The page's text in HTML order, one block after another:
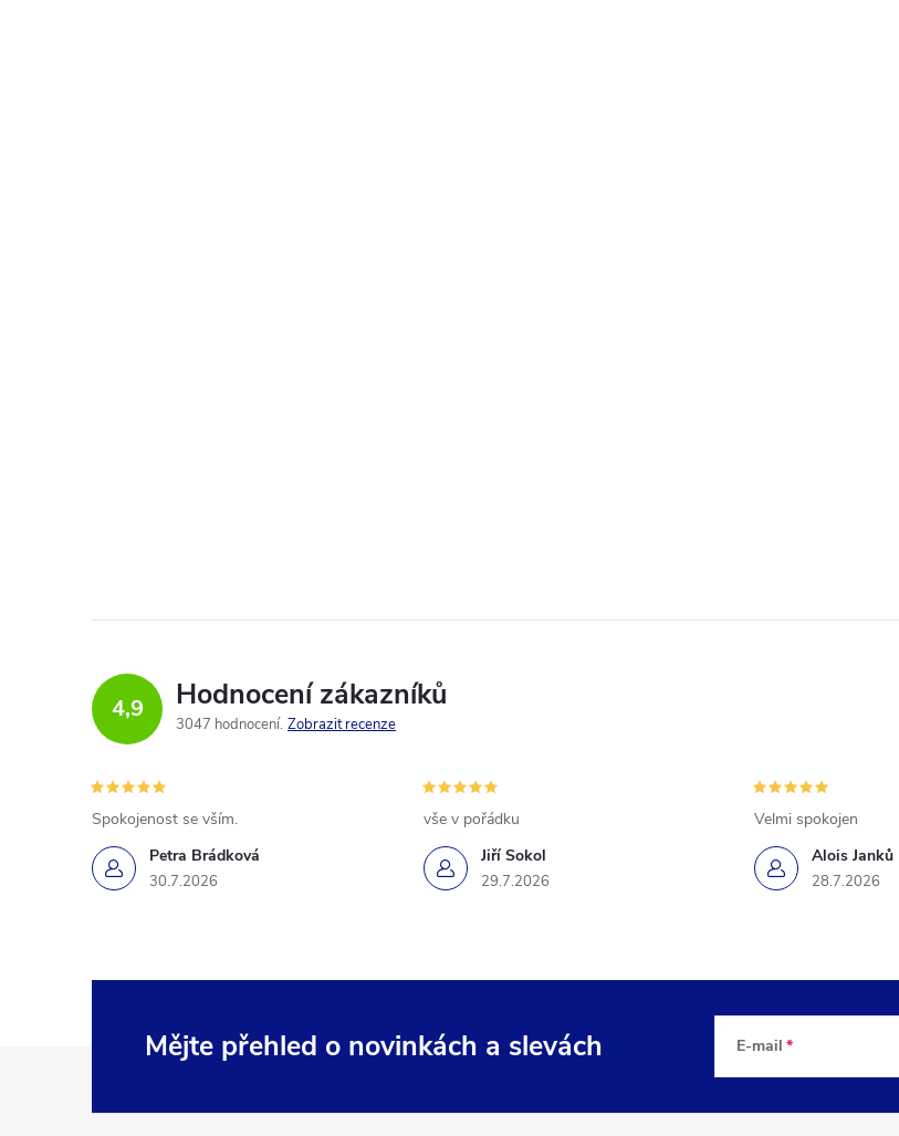
4,9 Hodnocení zákazníků
3047 hodnocení Zobrazit recenze
Petra Brádková
30.7.2026
Spokojenost se vším.
Jiří Sokol
29.7.2026
vše v pořádku
Alois Janků
28.7.2026
Velmi spokojen
Mějte přehled o novinkách a slevách E-mail